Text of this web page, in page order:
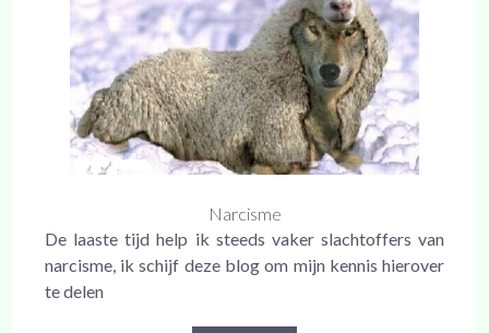
Narcisme
De laaste tijd help ik steeds vaker slachtoffers van
narcisme, ik schijf deze blog om mijn kennis hierover
te delen